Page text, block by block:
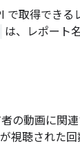
で取得でき
は、レポート
の動画に関
視聴された回